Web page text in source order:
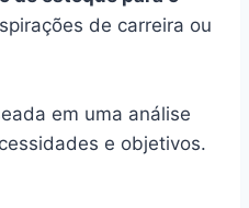
de carreira ou
em uma análise
e objetivos.